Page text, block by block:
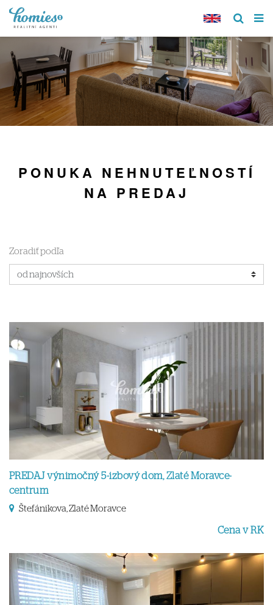
PONUKA NEHNUTEĽNOSTÍ
NA PREDAJ
Zoradiť podľa
PREDAJ výnimočný 5-izbový dom, Zlaté Moravce-
centrum
Štefánikova, Zlaté Moravce
Cena v RK